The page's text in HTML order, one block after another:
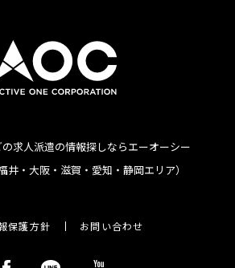
求人派遣の情報探しならエーオーシー
井・大阪・滋賀・愛知・静岡エリア）
保護方針 お問い合わせ